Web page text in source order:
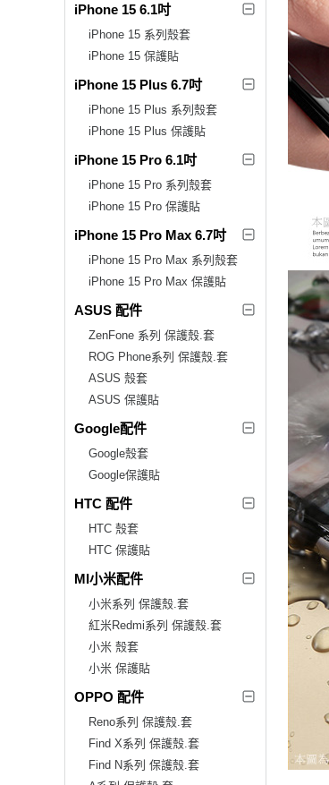
iPhone 15 6.1吋
iPhone 15 系列殼套
iPhone 15 保護貼
iPhone 15 Plus 6.7吋
iPhone 15 Plus 系列殼套
iPhone 15 Plus 保護貼
iPhone 15 Pro 6.1吋
iPhone 15 Pro 系列殼套
iPhone 15 Pro 保護貼
iPhone 15 Pro Max 6.7吋
iPhone 15 Pro Max 系列殼套
iPhone 15 Pro Max 保護貼
ASUS 配件
ZenFone 系列 保護殼.套
ROG Phone系列 保護殼.套
ASUS 殼套
ASUS 保護貼
Google配件
Google殼套
Google保護貼
HTC 配件
HTC 殼套
HTC 保護貼
MI小米配件
小米系列 保護殼.套
紅米Redmi系列 保護殼.套
小米 殼套
小米 保護貼
OPPO 配件
Reno系列 保護殼.套
Find X系列 保護殼.套
Find N系列 保護殼.套